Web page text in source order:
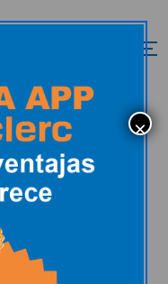
Nochebuena